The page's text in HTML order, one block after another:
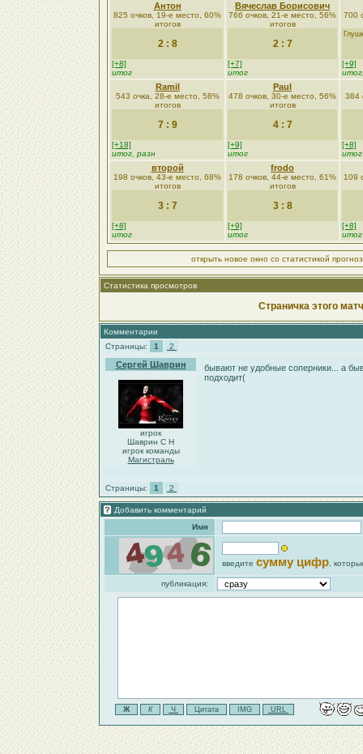
Антон
825 очков, 19-е место, 60%
итогов
2 : 8
[+8]
итог
Вячеслав Борисович
766 очков, 21-е место, 56%
итогов
2 : 7
[+7]
итог
700
[+9]
Ramil
543 очка, 28-е место, 58%
итогов
7 : 9
[+18]
итог, разн
Paul
478 очков, 30-е место, 56%
итогов
4 : 7
[+9]
итог
384
[+8]
итог
второй
198 очков, 43-е место, 68%
итогов
3 : 7
[+8]
итог
frodo
178 очков, 44-е место, 61%
итогов
3 : 8
[+9]
итог
109
[+8]
итог
открыть новое окно со статистикой
Статистика просмотров
Страничка этого
Комментарии
Страницы:
1 2
Сергей Шаврин
игрок
Шаврин С Н
игрок команды
Магистраль
бывают не удобные соперники... а
подходит(
Страницы: 1 2
Добавить комментарий
Имя
введите сумму цифр ,
публикация: